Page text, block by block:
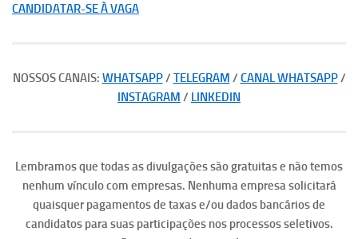
CANDIDATAR-SE À VAGA
NOSSOS CANAIS: WHATSAPP/ TELEGRAM / CANAL WHATSAPP/
INSTAGRAM / LINKEDIN
Lembramos que todas as divulgações são gratuitas e não temos
nenhum vínculo com empresas. Nenhuma empresa solicitará
quaisquer pagamentos de taxas e/ou dados bancários de
candidatos para suas participações nos processos seletivos.